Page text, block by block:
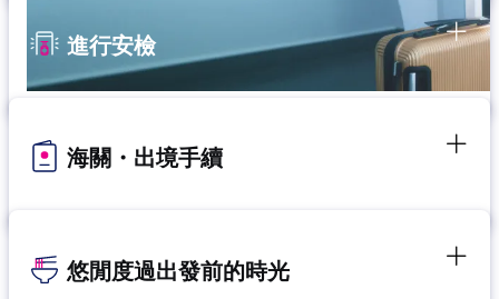
進行安檢
海關・出境手續
悠閒度過出發前的時光